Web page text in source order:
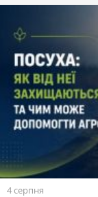
4 серпня